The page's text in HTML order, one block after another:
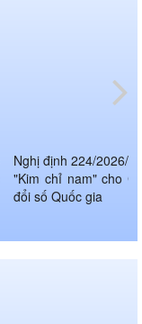
Nghị định 224/2026/
"Kim chỉ nam" cho
đổi số Quốc gia